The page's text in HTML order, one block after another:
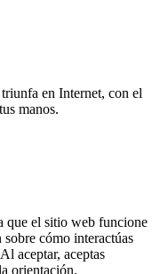
en Internet, con el
manos.
que el sitio web funcione
cómo interactúas
aceptar, aceptas
orientación,